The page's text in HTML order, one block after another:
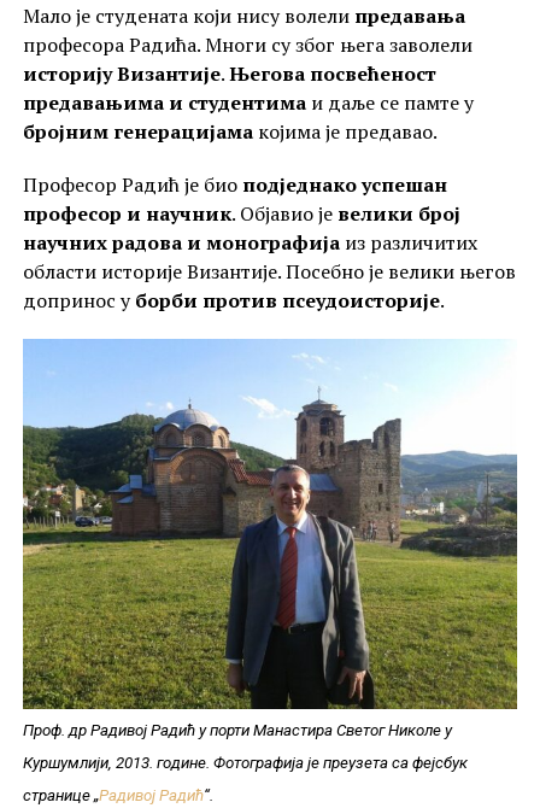
Мало је студената који нису волели предавања
професора Радића. Многи су због њега заволели
историју Византије.Његова посвећеност
предавањима и студентимаи даље се памте у
бројним генерацијамакојима је предавао.
Професор Радић је био подједнако успешан
професор и научник. Објавио је велики број
научних радова и монографијаиз различитих
области историје Византије. Посебно је велики његов
допринос уборби против псеудоисторије.
Проф. др Радивој Радић у порти Манастира Светог Николе у
Куршумлији, 2013. године. Фотографија је преузета са фејсбук
странице „Радивој Радић“.